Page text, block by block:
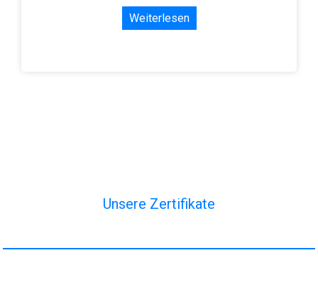
Weiterlesen
Unsere Zertifikate